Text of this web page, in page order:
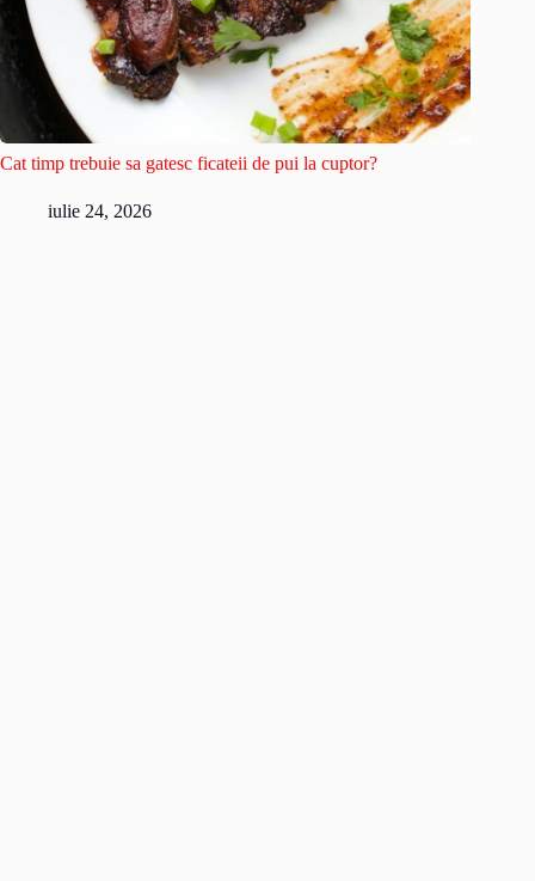
Cat timp trebuie sa gatesc ficateii de pui la cuptor?
iulie 24, 2026